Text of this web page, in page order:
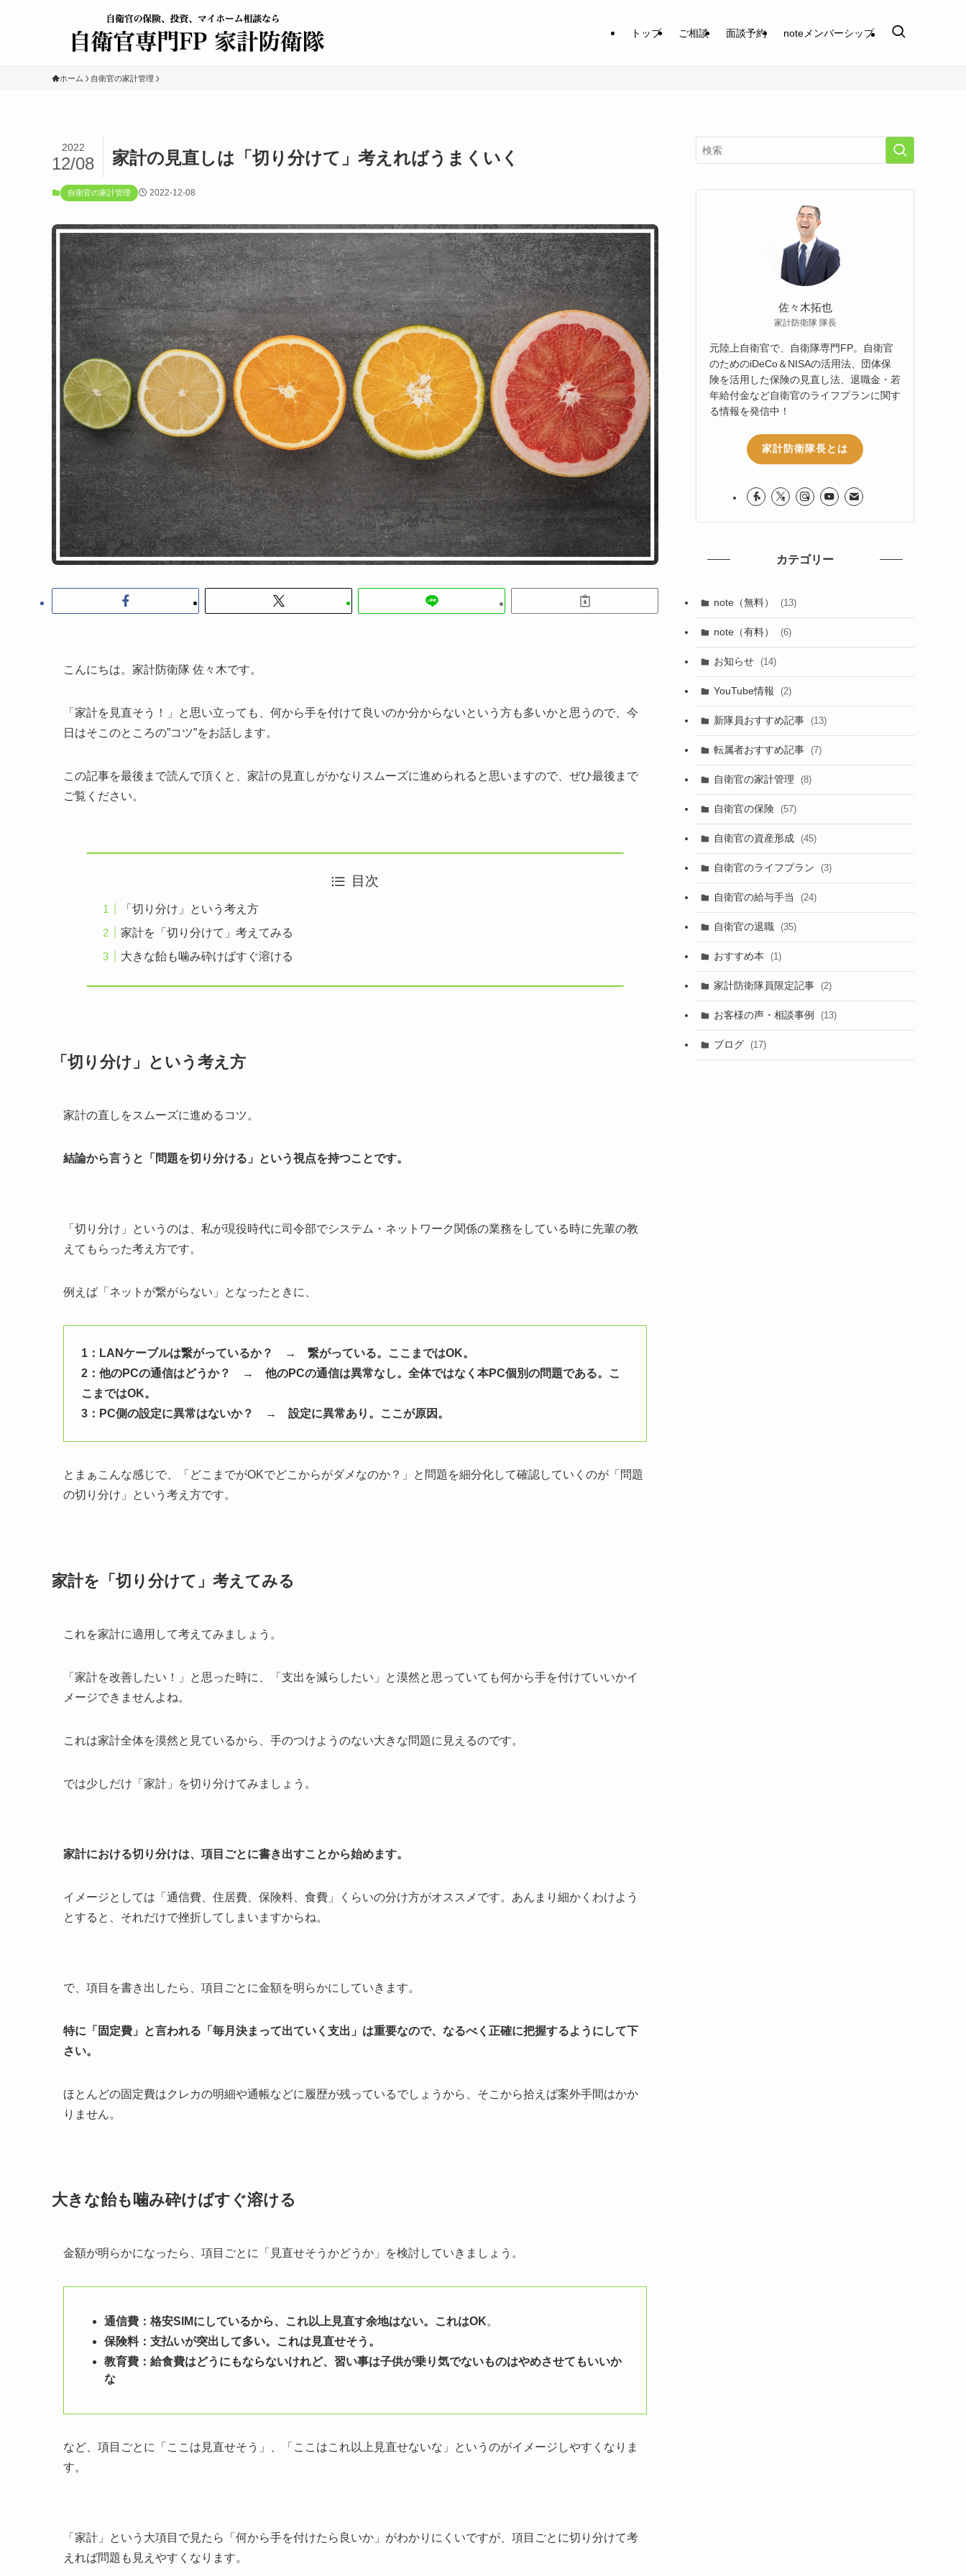
トップ ご相談 面談予約 noteメンバーシップ
ホーム 自衛官の家計管理
家計の見直しは「切り分けて」考えればうまくいく
2022
12/08
自衛官の家計管理 2022-12-08
こんにちは。家計防衛隊 佐々木です。
「家計を見直そう！」と思い立っても、何から手を付けて良いのか分からないという方も多いかと思うので、今
日はそこのところの”コツ”をお話します。
この記事を最後まで読んで頂くと、家計の見直しがかなりスムーズに進められると思いますので、ぜひ最後まで
ご覧ください。
目次
「切り分け」という考え方
家計を「切り分けて」考えてみる
大きな飴も噛み砕けばすぐ溶ける
「切り分け」という考え方
家計の直しをスムーズに進めるコツ。
結論から言うと「問題を切り分ける」という視点を持つことです。
「切り分け」というのは、私が現役時代に司令部でシステム・ネットワーク関係の業務をしている時に先輩の教
えてもらった考え方です。
例えば「ネットが繋がらない」となったときに、
1：LANケーブルは繋がっているか？ → 繋がっている。ここまではOK。
2：他のPCの通信はどうか？ → 他のPCの通信は異常なし。全体ではなく本PC個別の問題である。こ
こまではOK。
3：PC側の設定に異常はないか？ → 設定に異常あり。ここが原因。
とまぁこんな感じで、「どこまでがOKでどこからがダメなのか？」と問題を細分化して確認していくのが「問題
の切り分け」という考え方です。
家計を「切り分けて」考えてみる
これを家計に適用して考えてみましょう。
「家計を改善したい！」と思った時に、「支出を減らしたい」と漠然と思っていても何から手を付けていいかイ
メージできませんよね。
これは家計全体を漠然と見ているから、手のつけようのない大きな問題に見えるのです。
では少しだけ「家計」を切り分けてみましょう。
家計における切り分けは、項目ごとに書き出すことから始めます。
イメージとしては「通信費、住居費、保険料、食費」くらいの分け方がオススメです。あんまり細かくわけよう
とすると、それだけで挫折してしまいますからね。
で、項目を書き出したら、項目ごとに金額を明らかにしていきます。
特に「固定費」と言われる「毎月決まって出ていく支出」は重要なので、なるべく正確に把握するようにして下
さい。
ほとんどの固定費はクレカの明細や通帳などに履歴が残っているでしょうから、そこから拾えば案外手間はかか
りません。
大きな飴も噛み砕けばすぐ溶ける
金額が明らかになったら、項目ごとに「見直せそうかどうか」を検討していきましょう。
通信費：格安SIMにしているから、これ以上見直す余地はない。これはOK。
保険料：支払いが突出して多い。これは見直せそう。
教育費：給食費はどうにもならないけれど、習い事は子供が乗り気でないものはやめさせてもいいか
な
など、項目ごとに「ここは見直せそう」、「ここはこれ以上見直せないな」というのがイメージしやすくなりま
す。
「家計」という大項目で見たら「何から手を付けたら良いか」がわかりにくいですが、項目ごとに切り分けて考
えれば問題も見えやすくなります。
佐々木拓也
家計防衛隊 隊長
元陸上自衛官で、自衛隊専門FP。自衛官
のためのiDeCo＆NISAの活用法、団体保
険を活用した保険の見直し法、退職金・若
年給付金など自衛官のライフプランに関す
る情報を発信中！
家計防衛隊長とは
カテゴリー
note（無料） (13)
note（有料） (6)
お知らせ (14)
YouTube情報 (2)
新隊員おすすめ記事 (13)
転属者おすすめ記事 (7)
自衛官の家計管理 (8)
自衛官の保険 (57)
自衛官の資産形成 (45)
自衛官のライフプラン (3)
自衛官の給与手当 (24)
自衛官の退職 (35)
おすすめ本 (1)
家計防衛隊員限定記事 (2)
お客様の声・相談事例 (13)
ブログ (17)